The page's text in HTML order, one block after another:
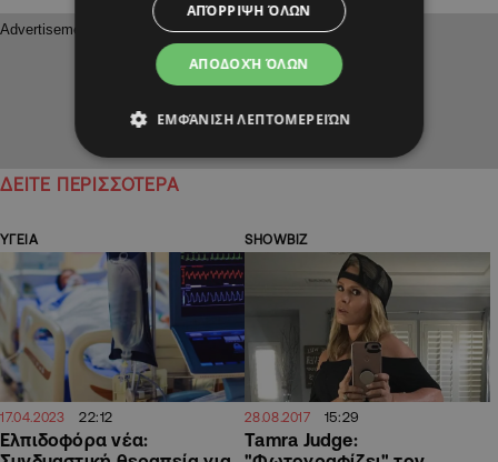
ΔΕΙΤΕ ΠΕΡΙΣΣΟΤΕΡΑ
ΥΓΕΙΑ
17.04.2023 22:12
Ελπιδοφόρα νέα:
SHOWBIZ
28.08.2017 15:29
Tamra Judge:
ΑΠΟΔΟΧΉ ΌΛΩΝ
ΑΠΌΡΡΙΨΗ ΌΛΩΝ
ΕΜΦΆΝΙΣΗ ΛΕΠΤΟΜΕΡΕΙΏΝ